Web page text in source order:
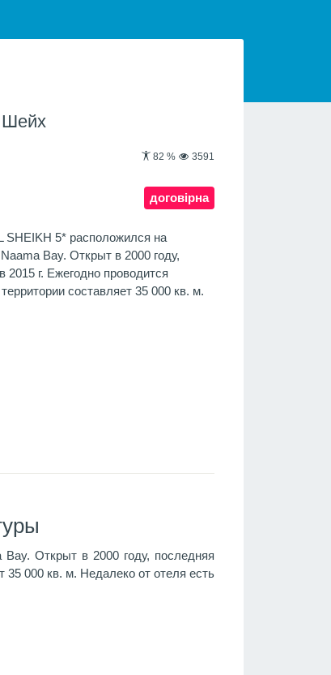
Шейх
82 % 3591
договірна
SHEIKH 5* расположился на
Bay. Открыт в 2000 году,
г. Ежегодно проводится
составляет 35 000 кв. м.
Открыт в 2000 году, последняя
35 000 кв. м. Недалеко от отеля есть